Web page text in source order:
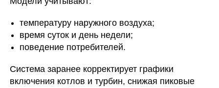
температуру наружного воздуха;
время суток и день недели;
поведение потребителей.
Система заранее корректирует графики
включения котлов и турбин, снижая пиковые